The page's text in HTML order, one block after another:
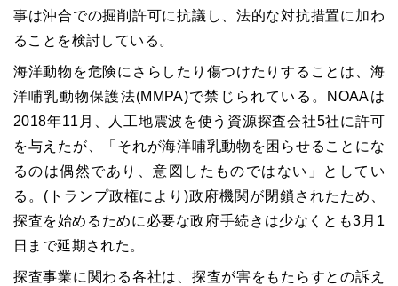
事は沖合での掘削許可に抗議し、法的な対抗措置に加わ
ることを検討している。
海洋動物を危険にさらしたり傷つけたりすることは、海
洋哺乳動物保護法(MMPA)で禁じられている。NOAAは
2018年11月、人工地震波を使う資源探査会社5社に許可
を与えたが、「それが海洋哺乳動物を困らせることにな
るのは偶然であり、意図したものではない」としてい
る。(トランプ政権により)政府機関が閉鎖されたため、
探査を始めるために必要な政府手続きは少なくとも3月1
日まで延期された。
探査事業に関わる各社は、探査が害をもたらすとの訴え